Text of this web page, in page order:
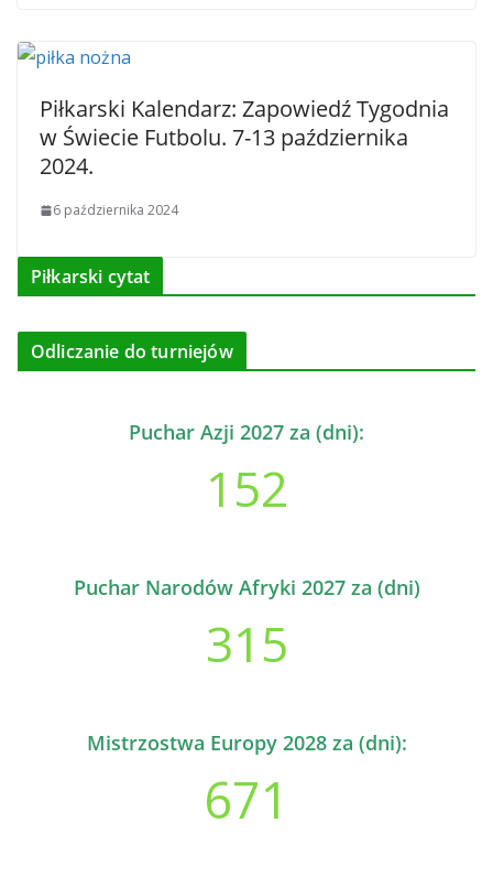
Piłkarski Kalendarz: Zapowiedź Tygodnia
w Świecie Futbolu. 7-13 października
2024.
6 października 2024
Piłkarski cytat
Odliczanie do turniejów
Puchar Azji 2027 za (dni):
152
Puchar Narodów Afryki 2027 za (dni)
315
Mistrzostwa Europy 2028 za (dni):
671